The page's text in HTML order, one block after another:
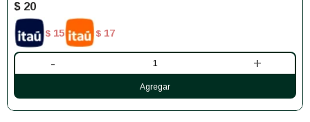
$ 20
$ 15 $ 17
- +